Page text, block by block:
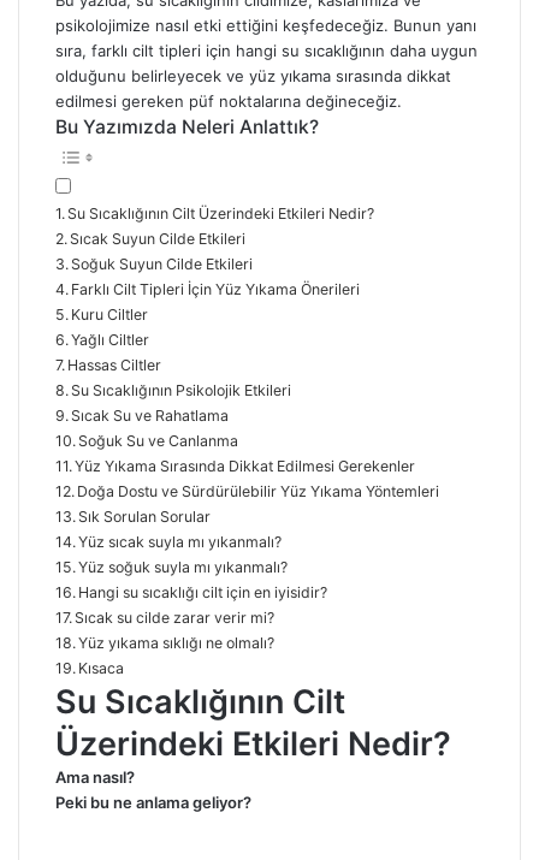
psikolojimize nasıl etki ettiğini keşfedeceğiz. Bunun yanı
sıra, farklı cilt tipleri için hangi su sıcaklığının daha uygun
olduğunu belirleyecek ve yüz yıkama sırasında dikkat
edilmesi gereken püf noktalarına değineceğiz.
Bu Yazımızda Neleri Anlattık?
Su Sıcaklığının Cilt Üzerindeki Etkileri Nedir?
Sıcak Suyun Cilde Etkileri
Soğuk Suyun Cilde Etkileri
Farklı Cilt Tipleri İçin Yüz Yıkama Önerileri
Kuru Ciltler
Yağlı Ciltler
Hassas Ciltler
Su Sıcaklığının Psikolojik Etkileri
Sıcak Su ve Rahatlama
Soğuk Su ve Canlanma
Yüz Yıkama Sırasında Dikkat Edilmesi Gerekenler
Doğa Dostu ve Sürdürülebilir Yüz Yıkama Yöntemleri
Sık Sorulan Sorular
Yüz sıcak suyla mı yıkanmalı?
Yüz soğuk suyla mı yıkanmalı?
Hangi su sıcaklığı cilt için en iyisidir?
Sıcak su cilde zarar verir mi?
Yüz yıkama sıklığı ne olmalı?
Kısaca
Su Sıcaklığının Cilt
Üzerindeki Etkileri Nedir?
Ama nasıl?
Peki bu ne anlama geliyor?